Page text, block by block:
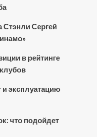
Стэнли Сергей
в рейтинге
и эксплуатацию
что подойдет